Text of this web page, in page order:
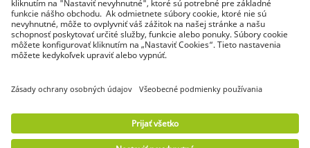
podnikateľom. Všetky ceny sú uvedené bez DPH. Právo
spotrebiteľa na odstúpenie od zmluvy sa neuplatňuje.
Identifikačné údaje|Všeobecné obchodné
osvedčenia|
Vyhlásenie o digitálnej
prístupnosti|Podmienky použitia|Ochrana
Nastavenie súkromia
stránok